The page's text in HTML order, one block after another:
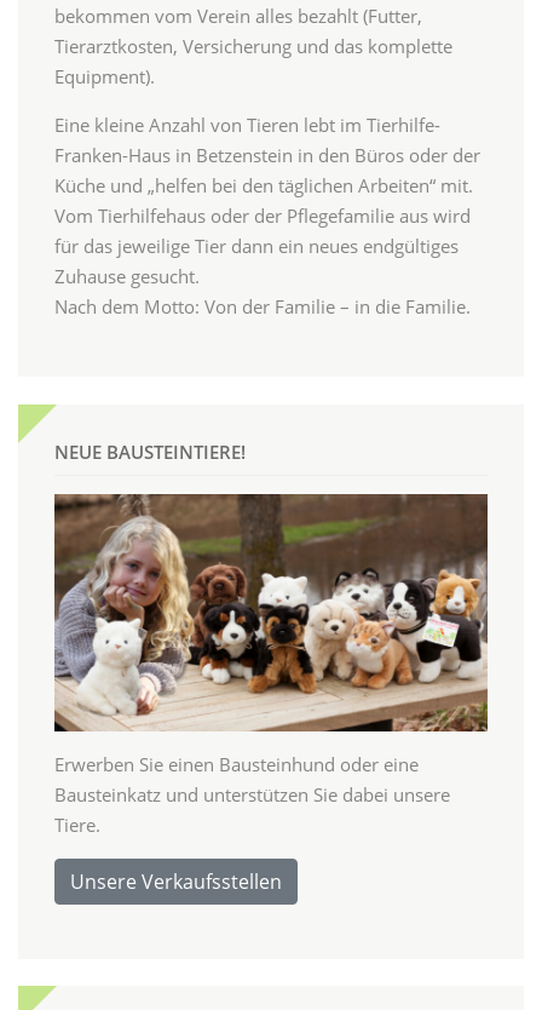
bekommen vom Verein alles bezahlt (Futter,
Tierarztkosten, Versicherung und das komplette
Equipment).
Eine kleine Anzahl von Tieren lebt im Tierhilfe-
Franken-Haus in Betzenstein in den Büros oder der
Küche und „helfen bei den täglichen Arbeiten“ mit.
Vom Tierhilfehaus oder der Pflegefamilie aus wird
für das jeweilige Tier dann ein neues endgültiges
Zuhause gesucht.
Nach dem Motto: Von der Familie – in die Familie.
NEUE BAUSTEINTIERE!
Erwerben Sie einen Bausteinhund oder eine
Bausteinkatz und unterstützen Sie dabei unsere
Tiere.
Unsere Verkaufsstellen